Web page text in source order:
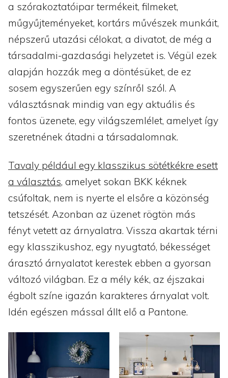
a szórakoztatóipar termékeit, filmeket,
műgyűjteményeket, kortárs művészek munkáit,
népszerű utazási célokat, a divatot, de még a
társadalmi-gazdasági helyzetet is. Végül ezek
alapján hozzák meg a döntésüket, de ez
sosem egyszerűen egy színről szól. A
választásnak mindig van egy aktuális és
fontos üzenete, egy világszemlélet, amelyet így
szeretnének átadni a társadalomnak.
Tavaly például egy klasszikus sötétkékre esett
a választás, amelyet sokan BKK kéknek
csúfoltak, nem is nyerte el elsőre a közönség
tetszését. Azonban az üzenet rögtön más
fényt vetett az árnyalatra. Vissza akartak térni
egy klasszikushoz, egy nyugtató, békességet
árasztó árnyalatot kerestek ebben a gyorsan
változó világban. Ez a mély kék, az éjszakai
égbolt színe igazán karakteres árnyalat volt.
Idén egészen mással állt elő a Pantone.